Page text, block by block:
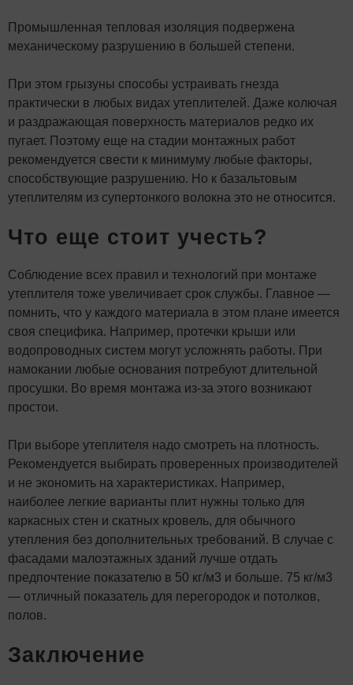
Промышленная тепловая изоляция подвержена
механическому разрушению в большей степени.
При этом грызуны способы устраивать гнезда
практически в любых видах утеплителей. Даже колючая
и раздражающая поверхность материалов редко их
пугает. Поэтому еще на стадии монтажных работ
рекомендуется свести к минимуму любые факторы,
способствующие разрушению. Но к базальтовым
утеплителям из супертонкого волокна это не относится.
Что еще стоит учесть?
Соблюдение всех правил и технологий при монтаже
утеплителя тоже увеличивает срок службы. Главное —
помнить, что у каждого материала в этом плане имеется
своя специфика. Например, протечки крыши или
водопроводных систем могут усложнять работы. При
намокании любые основания потребуют длительной
просушки. Во время монтажа из-за этого возникают
простои.
При выборе утеплителя надо смотреть на плотность.
Рекомендуется выбирать проверенных производителей
и не экономить на характеристиках. Например,
наиболее легкие варианты плит нужны только для
каркасных стен и скатных кровель, для обычного
утепления без дополнительных требований. В случае с
фасадами малоэтажных зданий лучше отдать
предпочтение показателю в 50 кг/м3 и больше. 75 кг/м3
— отличный показатель для перегородок и потолков,
полов.
Заключение